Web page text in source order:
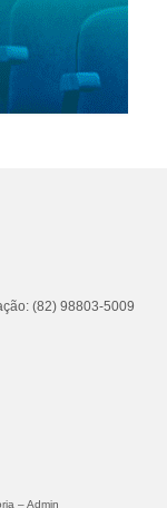
(82) 98803-5009
– Admin